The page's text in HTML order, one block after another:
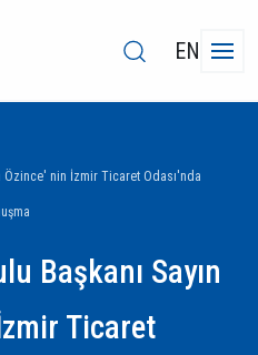
EN
Özince' nin İzmir Ticaret Odası'nda
Başkanı Sayın
Ticaret